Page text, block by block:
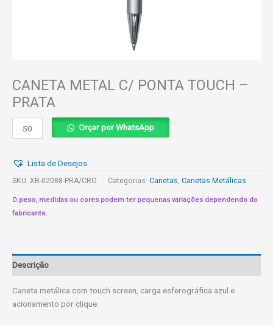
CANETA METAL C/ PONTA TOUCH –
PRATA
CANETA
METAL
PONTA
TOUCH
PRATA
quantidade
Orçar por WhatsApp
Lista de Desejos
SKU: XB-02088-PRA/CRO Categorias: Canetas, Canetas Metálicas
O peso, medidas ou cores podem ter pequenas variações dependendo do
fabricante.
Descrição
Caneta metálica com touch screen, carga esferográfica azul e
acionamento por clique.